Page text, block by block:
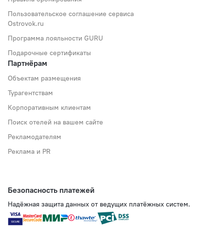
Пользовательское соглашение сервиса
Ostrovok.ru
Программа лояльности GURU
Подарочные сертификаты
Партнёрам
Объектам размещения
Турагентствам
Корпоративным клиентам
Поиск отелей на вашем сайте
Рекламодателям
Реклама и PR
Безопасность платежей
Надёжная защита данных от ведущих платёжных систем.